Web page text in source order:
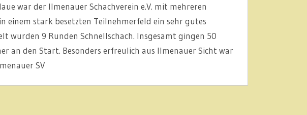
war der Ilmenauer Schachverein e.V. mit mehreren
einem stark besetzten Teilnehmerfeld ein sehr gutes
wurden 9 Runden Schnellschach. Insgesamt gingen 50
an den Start. Besonders erfreulich aus Ilmenauer Sicht war
SV